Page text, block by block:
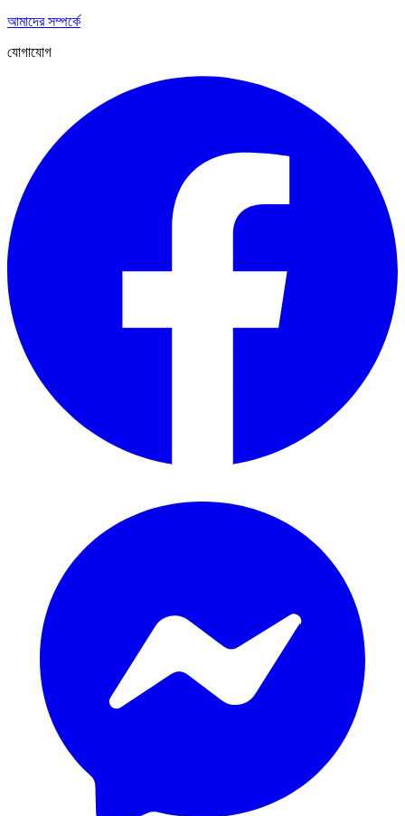
আমাদের সম্পর্কে
যোগাযোগ